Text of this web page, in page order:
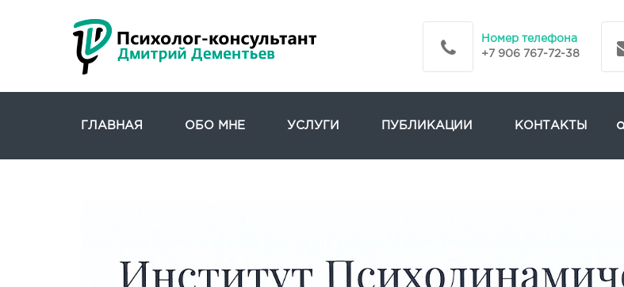
Номер телефона
+7 906 767-72-38
ГЛАВНАЯ ОБО МНЕ УСЛУГИ
ПРЕПОДАВАТЕЛЬСКАЯ
ПУБЛИКАЦИИ КОНТАКТЫ